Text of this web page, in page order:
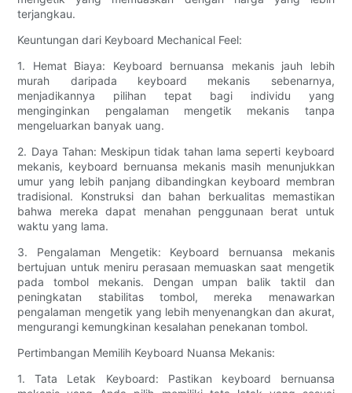
terjangkau.
Keuntungan dari Keyboard Mechanical Feel:
1. Hemat Biaya: Keyboard bernuansa mekanis jauh lebih
murah daripada keyboard mekanis sebenarnya,
menjadikannya pilihan tepat bagi individu yang
menginginkan pengalaman mengetik mekanis tanpa
mengeluarkan banyak uang.
2. Daya Tahan: Meskipun tidak tahan lama seperti keyboard
mekanis, keyboard bernuansa mekanis masih menunjukkan
umur yang lebih panjang dibandingkan keyboard membran
tradisional. Konstruksi dan bahan berkualitas memastikan
bahwa mereka dapat menahan penggunaan berat untuk
waktu yang lama.
3. Pengalaman Mengetik: Keyboard bernuansa mekanis
bertujuan untuk meniru perasaan memuaskan saat mengetik
pada tombol mekanis. Dengan umpan balik taktil dan
peningkatan stabilitas tombol, mereka menawarkan
pengalaman mengetik yang lebih menyenangkan dan akurat,
mengurangi kemungkinan kesalahan penekanan tombol.
Pertimbangan Memilih Keyboard Nuansa Mekanis:
1. Tata Letak Keyboard: Pastikan keyboard bernuansa